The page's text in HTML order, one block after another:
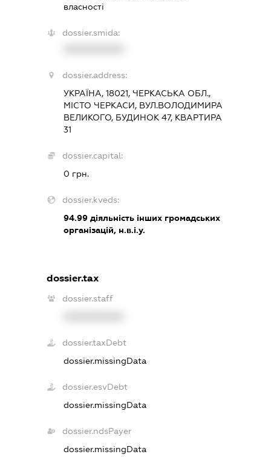
власності
dossier.smida:
dossier.address:
УКРАЇНА, 18021, ЧЕРКАСЬКА ОБЛ.,
МІСТО ЧЕРКАСИ, ВУЛ.ВОЛОДИМИРА
ВЕЛИКОГО, БУДИНОК 47, КВАРТИРА
31
dossier.capital:
0 грн.
dossier.kveds:
94.99діяльність інших громадських
організацій, н.в.і.у.
dossier.tax
dossier.staff
dossier.taxDebt
dossier.missingData
dossier.esvDebt
dossier.missingData
dossier.ndsPayer
dossier.missingData